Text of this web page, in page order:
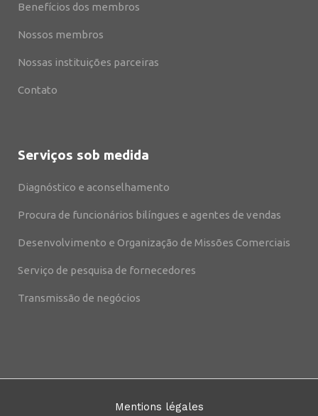
Benefícios dos membros
Nossos membros
Nossas instituições parceiras
Contato
Serviços sob medida
Diagnóstico e aconselhamento
Procura de funcionários bilíngues e agentes de vendas
Desenvolvimento e Organização de Missões Comerciais
Serviço de pesquisa de fornecedores
Transmissão de negócios
Mentions légales